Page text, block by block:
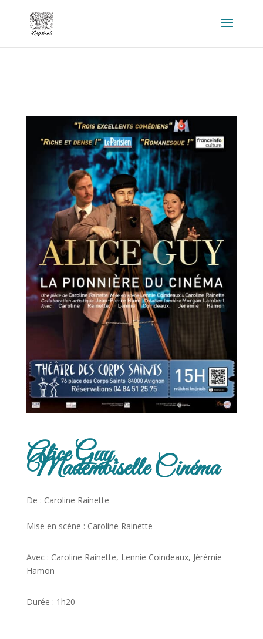
Warning: strpos() expects parameter 1 to be string, array given in
/home/fjzsgmx/www/wp-includes/blocks.php
Alice Guy,
Mademoiselle Cinéma
De : Caroline Rainette
Mise en scène : Caroline Rainette
Avec : Caroline Rainette, Lennie Coindeaux, Jérémie
Hamon
Durée : 1h20